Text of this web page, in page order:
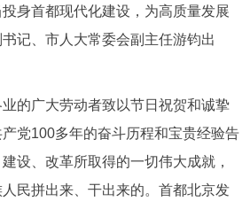
法人服务 部门服务
阳光政务
身首都现代化建设，为高质量发展
记、市人大常委会副主任游钧出
广大劳动者致以节日祝贺和诚挚
党100多年的奋斗历程和宝贵经验告
设、改革所取得的一切伟大成就，
民拼出来、干出来的。首都北京发